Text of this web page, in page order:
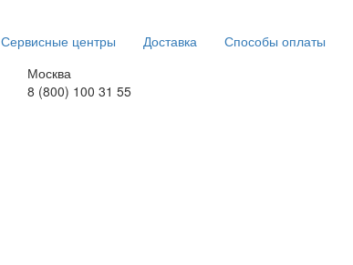
Сервисные центры Доставка Способы оплаты
Москва
8 (800) 100 31 55